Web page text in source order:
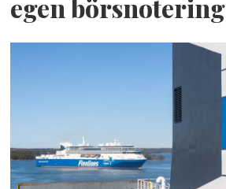
egen börsnotering